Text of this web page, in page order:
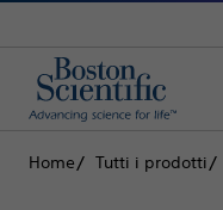
Home Tutti i prodotti